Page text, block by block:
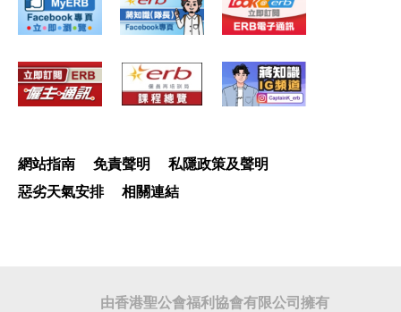
網站指南 免責聲明
私隱政策及聲明
惡劣天氣安排
相關連結
由香港聖公會福利協會有限公司擁有